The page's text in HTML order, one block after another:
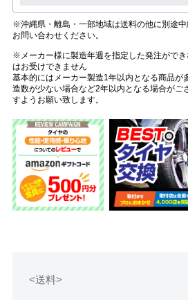
※沖縄県・離島・一部地域は送料の他に別途
お問い合わせください。
※メーカー様に製造年週を指定した発注がで
はお受けできません
基本的にはメーカー製造1年以内となる商品が
造数が少ない場合など2年以内となる場合がご
すようお願い致します。
<送料>